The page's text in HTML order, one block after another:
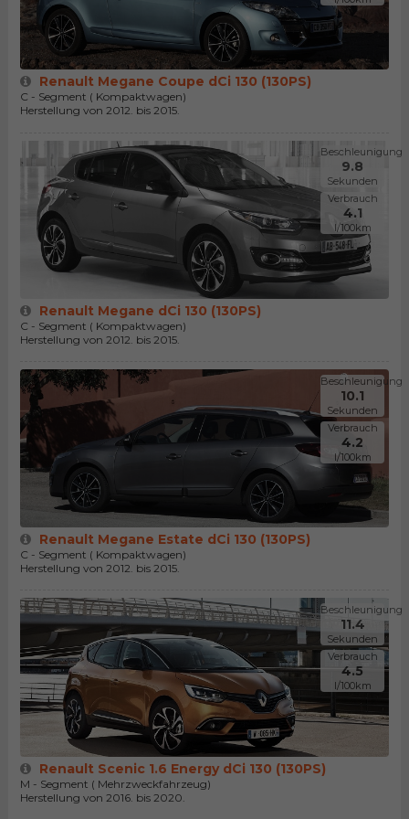
Renault Megane Coupe dCi 130 (130PS)
C - Segment ( Kompaktwagen)
Herstellung von 2012. bis 2015.
Beschleunigung
9.8
Sekunden
Verbrauch
4.1
l/100km
Renault Megane dCi 130 (130PS)
C - Segment ( Kompaktwagen)
Herstellung von 2012. bis 2015.
Beschleunigung
10.1
Sekunden
Verbrauch
4.2
l/100km
Renault Megane Estate dCi 130 (130PS)
C - Segment ( Kompaktwagen)
Herstellung von 2012. bis 2015.
Beschleunigung
11.4
Sekunden
Verbrauch
4.5
l/100km
Renault Scenic 1.6 Energy dCi 130 (130PS)
M - Segment ( Mehrzweckfahrzeug)
Herstellung von 2016. bis 2020.